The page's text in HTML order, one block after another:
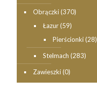
Obrączki (370)
Łazur (59)
Pierścionki (28)
Stelmach (283)
Zawieszki (0)